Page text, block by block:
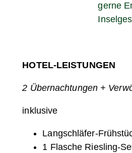
gerne
HOTEL-LEISTUNGEN
2 Übernachtungen +
inklusive
Langschläfer-
1 Flasche Riesling-